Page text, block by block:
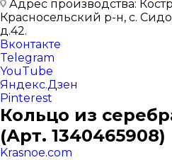
Адрес производства:
Красносельский р-н, с.
д.42.
Вконтакте
Telegram
YouTube
Яндекс.Дзен
Pinterest
Кольцо из
(Арт. 1340465908)
Krasnoe.com